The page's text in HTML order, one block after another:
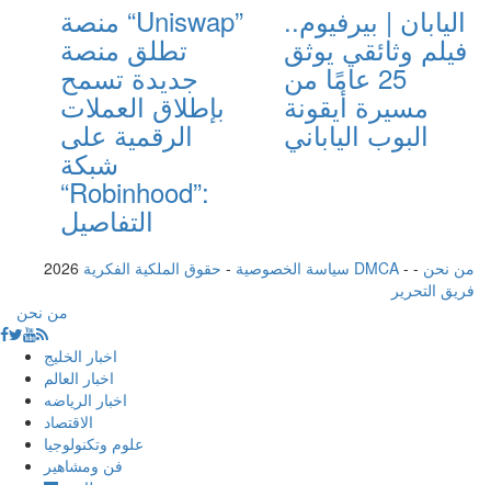
منصة “Uniswap”
تطلق منصة
جديدة تسمح
بإطلاق العملات
الرقمية على
شبكة
“Robinhood”:
التفاصيل
اليابان | بيرفيوم..
فيلم وثائقي يوثق
25 عامًا من
مسيرة أيقونة
البوب الياباني
2026 سياسة الخصوصية - حقوق الملكية الفكرية DMCA - من نحن -
فريق التحرير
من نحن
اخبار الخليج
اخبار العالم
اخبار الرياضه
الاقتصاد
علوم وتكنولوجيا
فن ومشاهير